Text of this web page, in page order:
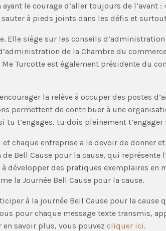
ayant le courage d’aller toujours de
à pieds joints dans les défis et
Elle siège sur les conseils
de la Chambre du
Turcotte est également présidente du
la relève à occuper des postes
permettent de contribuer à une
tu t’engages, tu dois pleinement t’engager
chaque entreprise a le devoir de donner
Bell Cause pour la cause, qui
développer des pratiques exemplaires
la Journée Bell Cause pour la cause.
à la journée Bell Cause pour la
pour chaque message texte transmis,
en savoir plus, vous pouvez cliquer ici.